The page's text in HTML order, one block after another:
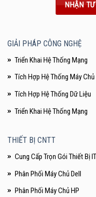
NHẬN
GIẢI PHÁP CÔNG NGHỆ
Triển Khai Hệ Thống Mạng
Tích Hợp Hệ Thống Máy Chủ
Tích Hợp Hệ Thống Dữ Liệu
Triển Khai Hệ Thống Mạng
THIẾT BỊ CNTT
Cung Cấp Trọn Gói Thiết Bị IT
Phân Phối Máy Chủ Dell
Phân Phối Máy Chủ HP